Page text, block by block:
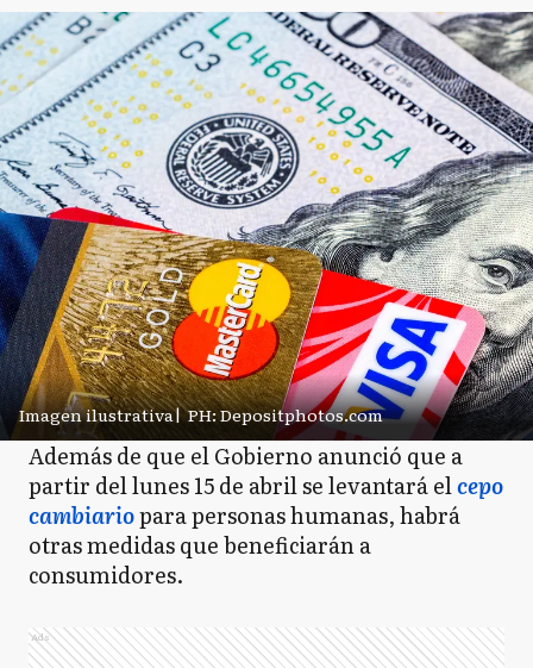
Imagen ilustrativa| PH: Depositphotos.com
Además de que el Gobierno anunció que a
partir del lunes 15 de abril se levantará elcepo
cambiariopara personas humanas, habrá
otras medidas que beneficiarán a
consumidores.
Ads